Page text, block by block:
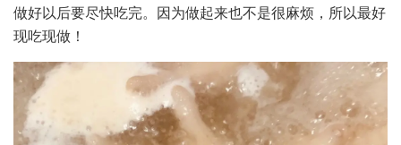
做好以后要尽快吃完。因为做起来也不是很麻烦，所以最好
现吃现做！